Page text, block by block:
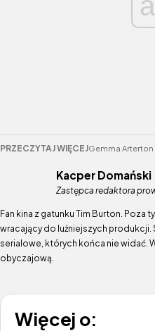
PRZECZYTAJ WIĘCEJGemma Arterton
Kacper Domański
Zastępca redaktora
Fan kina z gatunku Tim Burton.
wracający do luźniejszych produkcji.
serialowe, których końca nie widać.
obyczajową.
Więcej o: